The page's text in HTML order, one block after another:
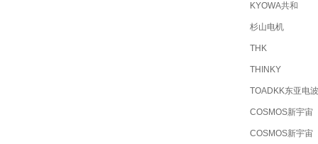
KYOWA共和
杉山电机
THK
THINKY
TOADKK东亚电波
COSMOS新宇宙
COSMOS新宇宙